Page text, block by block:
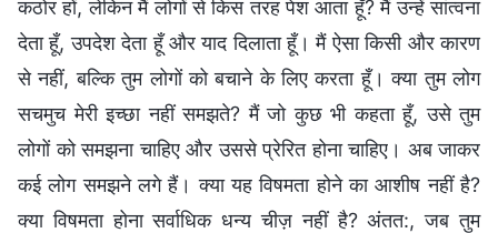
कठोर हों, लेकिन मैं लोगों से किस तरह पेश आता हूँ? मैं उन्हें सांत्वना
देता हूँ, उपदेश देता हूँ और याद दिलाता हूँ। मैं ऐसा किसी और कारण
से नहीं, बल्कि तुम लोगों को बचाने के लिए करता हूँ। क्या तुम लोग
सचमुच मेरी इच्छा नहीं समझते? मैं जो कुछ भी कहता हूँ, उसे तुम
लोगों को समझना चाहिए और उससे प्रेरित होना चाहिए। अब जाकर
कई लोग समझने लगे हैं। क्या यह विषमता होने का आशीष नहीं है?
क्या विषमता होना सर्वाधिक धन्य चीज़ नहीं है? अंतत:, जब तुम